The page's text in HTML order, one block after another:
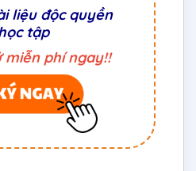
liệu độc quyền
tập
phí ngay!!